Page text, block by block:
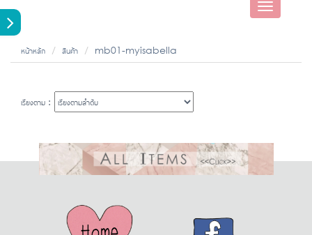
Toggle
หน้าหลัก สินค้า mb01-myisabella
เรียงตาม :